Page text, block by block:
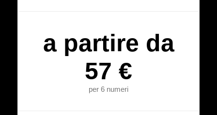
a partire da
57 €
per 6 numeri